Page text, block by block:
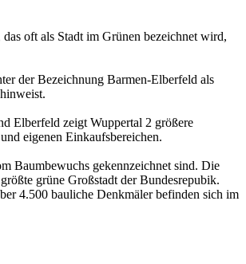
oft als Stadt im Grünen bezeichnet wird,
der Bezeichnung Barmen-Elberfeld als
Elberfeld zeigt Wuppertal 2 größere
eigenen Einkaufsbereichen.
Baumbewuchs gekennzeichnet sind. Die
grüne Großstadt der Bundesrepubik.
4.500 bauliche Denkmäler befinden sich im